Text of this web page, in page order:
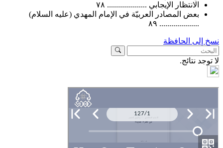
الانتظار الإيجابي .................... ٧٨
بعض المصادر العربيّة في الإمام المهدي (عليه السلام)
.................... ٨٩
نسخ إلى الحافظة
لا توجد نتائج.